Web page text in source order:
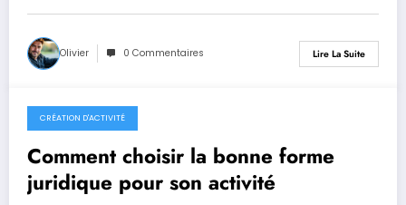
Olivier 0 Commentaires Lire La Suite
25 mai 2026
CRÉATION D'ACTIVITÉ
Comment choisir la bonne forme
juridique pour son activité